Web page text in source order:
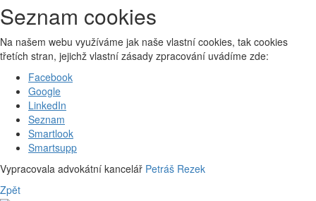
Seznam cookies
Na našem webu využíváme jak naše vlastní cookies, tak cookies
třetích stran, jejichž vlastní zásady zpracování uvádíme zde:
Facebook
Google
LinkedIn
Seznam
Smartlook
Smartsupp
Vypracovala advokátní kancelář Petráš Rezek
Zpět